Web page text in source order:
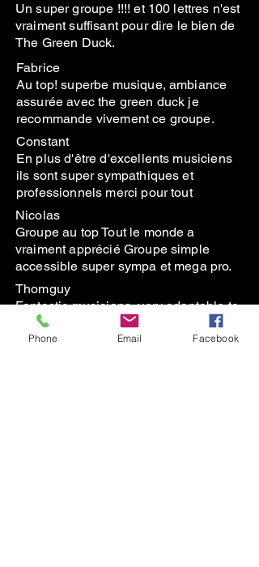
Un super groupe !!!! et 100 lettres n'est
vraiment suffisant pour dire le bien de
The Green Duck.
Fabrice
Au top! superbe musique, ambiance
assurée avec the green duck je
recommande vivement ce groupe.
Constant
En plus d'être d'excellents musiciens
ils sont super sympathiques et
professionnels merci pour tout
Nicolas
Groupe au top Tout le monde a
vraiment apprécié Groupe simple
accessible super sympa et mega pro.
Thomguy
Fantastic musicians, very adaptable to
our ‘flexible’ schedule and friendly
people. Thank you!
Phone Email Facebook